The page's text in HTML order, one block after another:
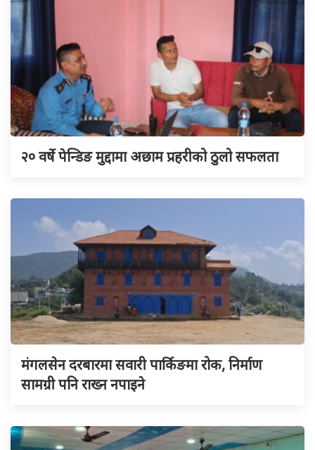
२० वर्षे पेन्डिङ मुद्दामा अछाम प्रहरीको ठुलो सफलता
मंगलसेन दरबारमा सवारी पार्किङमा रोक, निर्माण
सामग्री पनि राख्न नपाइने